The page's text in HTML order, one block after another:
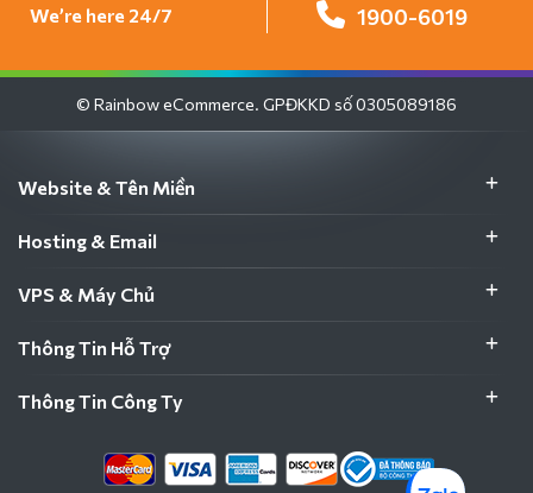
We’re here 24/7 1900-6019
© Rainbow eCommerce. GPĐKKD số 0305089186
Website & Tên Miền
Hosting & Email
VPS & Máy Chủ
Thông Tin Hỗ Trợ
Thông Tin Công Ty